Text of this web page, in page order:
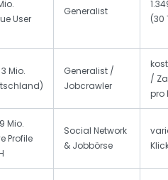
User
Generalist
(30
Mio.
Generalist /
Jobcrawler
/
pro
Mio.
Profile
Social Network
& Jobbörse